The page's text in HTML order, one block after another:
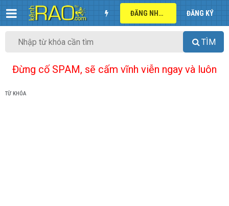
ĐĂNG NHẬP ĐĂNG KÝ
TÌM
Đừng cố SPAM, sẽ cấm vĩnh viễn ngay và luôn
TỪ KHÓA